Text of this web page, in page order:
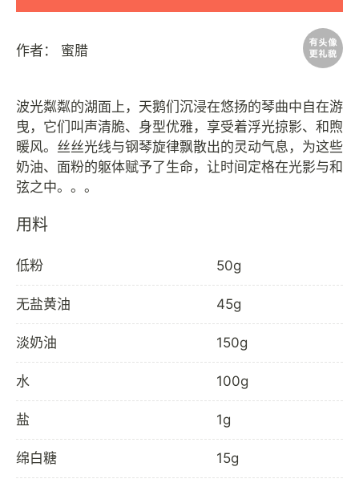
作者： 蜜腊
波光粼粼的湖面上，天鹅们沉浸在悠扬的琴曲中自在游
曳，它们叫声清脆、身型优雅，享受着浮光掠影、和煦
暖风。丝丝光线与钢琴旋律飘散出的灵动气息，为这些
奶油、面粉的躯体赋予了生命，让时间定格在光影与和
用料
低粉 50g
无盐黄油 45g
淡奶油 150g
水 100g
盐 1g
绵白糖 15g